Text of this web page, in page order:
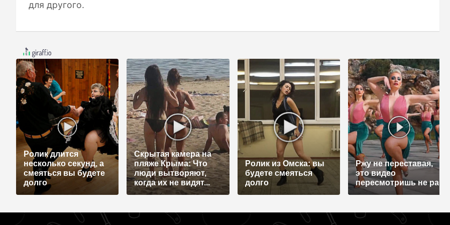
для другого.
Ролик длится
несколько секунд, а
смеяться вы будете
долго
Скрытая камера на
пляже Крыма: Что
люди вытворяют,
когда их не видят...
Ролик из Омска: вы
будете смеяться
долго
Ржу не переставая,
это видео
пересмотришь не раз